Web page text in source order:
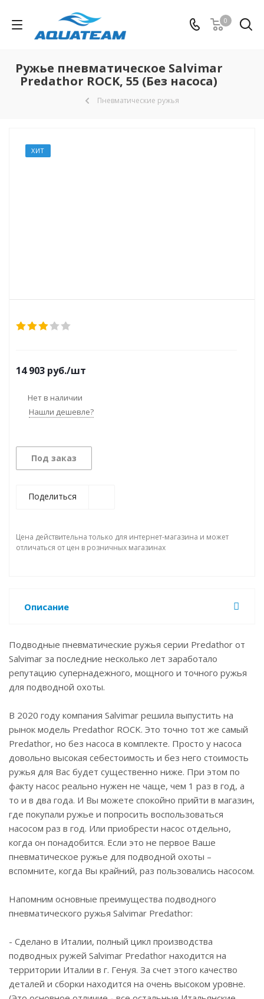
0
Ружье пневматическое Salvimar
Predathor ROCK, 55 (Без насоса)
Пневматические ружья
ХИТ
14 903 руб./шт
Нет в наличии
Нашли дешевле?
Под заказ
Поделиться
Цена действительна только для интернет-магазина и может
отличаться от цен в розничных магазинах
Описание
Подводные пневматические ружья серии Predathor от
Salvimar за последние несколько лет заработало
репутацию супернадежного, мощного и точного ружья
для подводной охоты.
В 2020 году компания Salvimar решила выпустить на
рынок модель Predathor ROCK. Это точно тот же самый
Predathor, но без насоса в комплекте. Просто у насоса
довольно высокая себестоимость и без него стоимость
ружья для Вас будет существенно ниже. При этом по
факту насос реально нужен не чаще, чем 1 раз в год, а
то и в два года. И Вы можете спокойно прийти в магазин,
где покупали ружье и попросить воспользоваться
насосом раз в год. Или приобрести насос отдельно,
когда он понадобится. Если это не первое Ваше
пневматическое ружье для подводной охоты –
вспомните, когда Вы крайний, раз пользовались насосом.
Напомним основные преимущества подводного
пневматического ружья Salvimar Predathor:
- Сделано в Италии, полный цикл производства
подводных ружей Salvimar Predathor находится на
территории Италии в г. Генуя. За счет этого качество
деталей и сборки находится на очень высоком уровне.